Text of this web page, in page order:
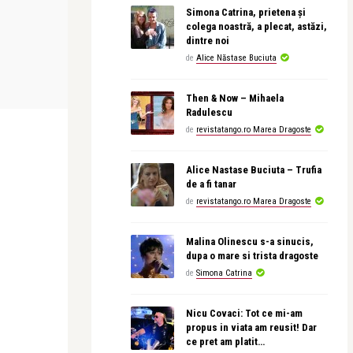
plăpând , înar ...
CEA MAI
Simona Catrina, prietena și
colega noastră, a plecat, astăzi,
dintre noi
de Alice Năstase Buciuta
Then & Now – Mihaela
Radulescu
de revistatango.ro Marea Dragoste
Alice Nastase Buciuta – Trufia
de a fi tanar
de revistatango.ro Marea Dragoste
Malina Olinescu s-a sinucis,
dupa o mare si trista dragoste
de Simona Catrina
Nicu Covaci: Tot ce mi-am
propus in viata am reusit! Dar
ce pret am platit…